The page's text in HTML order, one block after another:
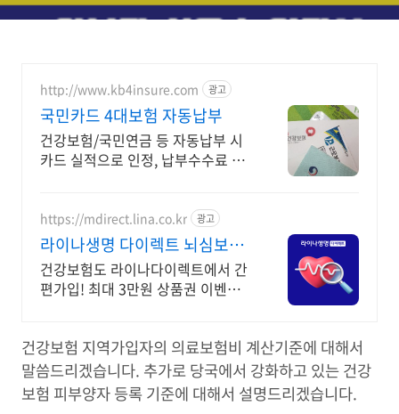
http://www.kb4insure.com 광고
국민카드 4대보험 자동납부
건강보험/국민연금 등 자동납부 시
카드 실적으로 인정, 납부수수료 할
https://mdirect.lina.co.kr 광고
라이나생명 다이렉트 뇌심보험
야간에도 간편하게 가입!
건강보험도 라이나다이렉트에서 간
편가입! 최대 3만원 상품권 이벤트
건강보험 지역가입자의 의료보험비 계산기준에 대해서
말씀드리겠습니다. 추가로 당국에서 강화하고 있는 건강
보험 피부양자 등록 기준에 대해서 설명드리겠습니다.